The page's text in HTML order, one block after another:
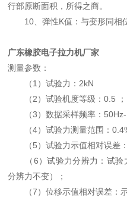
行部原断面积，所得之商。
10、弹性K值：与变形同相位
广东橡胶电子拉力机厂家
测量参数：
（1）试验力：2kN
（2）试验机度等级：0.5 ；
（3）数据采样频率：50Hz-
（4）试验力测量范围：
（5）试验力示值相对误差：
（6）试验力分辨力：试验
分辨力不变）；
（7）位移示值相对误差：示